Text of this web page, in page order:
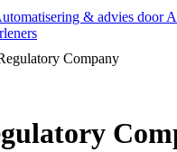
& advies door
Company